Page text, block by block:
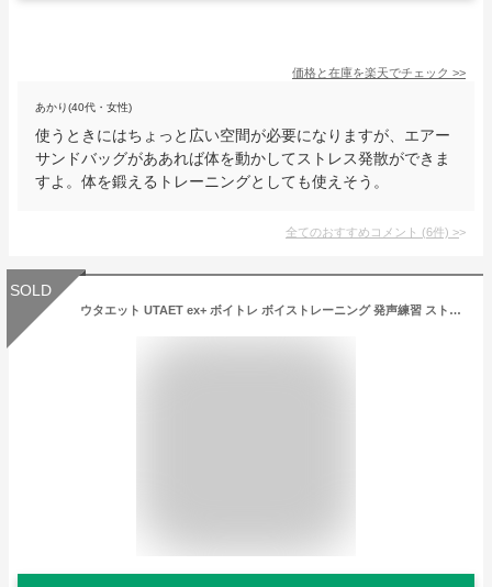
価格と在庫を楽天でチェック >>
あかり(40代・女性)
使うときにはちょっと広い空間が必要になりますが、エアー
サンドバッグがああれば体を動かしてストレス発散ができま
すよ。体を鍛えるトレーニングとしても使えそう。
全てのおすすめコメント (6件) >
SOLD
ウタエット UTAET ex+ ボイトレ ボイストレーニング 発声練習 ストレス解消グッズ カラオケレッスン ボイスレッスン カラオケ 上達 発声